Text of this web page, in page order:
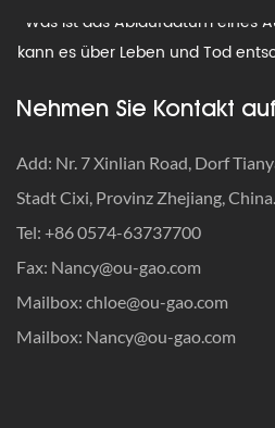
· Was ist das Ablaufdatum eines
kann es über Leben und Tod
· Wann sollten Autositzgurte
bei dem Sicherheit an erster
· Was ist die
· What Is the Smallest Car Seat
Nehmen Sie Kontakt auf
Add: Nr. 7 Xinlian Road, Dorf
Stadt Cixi, Provinz Zhejiang, China.
Tel: +86 0574-63737700
Fax: Nancy@ou-gao.com
Mailbox: chloe@ou-gao.com
Mailbox: Nancy@ou-gao.com